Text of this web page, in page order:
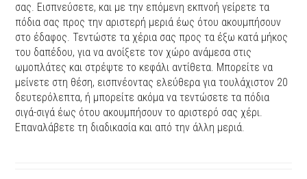
σας. Εισπνεύσετε, και με την επόμενη εκπνοή γείρετε τα
πόδια σας προς την αριστερή μεριά έως ότου ακουμπήσουν
στο έδαφος. Τεντώστε τα χέρια σας προς τα έξω κατά μήκος
του δαπέδου, για να ανοίξετε τον χώρο ανάμεσα στις
ωμοπλάτες και στρέψτε το κεφάλι αντίθετα. Μπορείτε να
μείνετε στη θέση, εισπνέοντας ελεύθερα για τουλάχιστον 20
δευτερόλεπτα, ή μπορείτε ακόμα να τεντώσετε τα πόδια
σιγά-σιγά έως ότου ακουμπήσουν το αριστερό σας χέρι.
Επαναλάβετε τη διαδικασία και από την άλλη μεριά.